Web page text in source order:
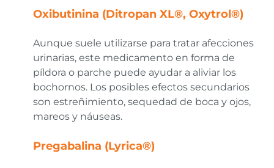
Oxibutinina (Ditropan XL®, Oxytrol®)
Aunque suele utilizarse para tratar afecciones
urinarias, este medicamento en forma de
píldora o parche puede ayudar a aliviar los
bochornos. Los posibles efectos secundarios
son estreñimiento, sequedad de boca y ojos,
mareos y náuseas.
Pregabalina (Lyrica®)